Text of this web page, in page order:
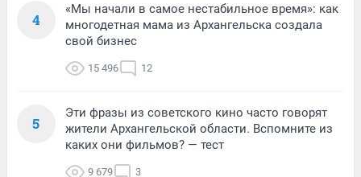
4
«Мы начали в самое нестабильное время»: как
многодетная мама из Архангельска создала
свой бизнес
15 496 12
5
Эти фразы из советского кино часто говорят
жители Архангельской области. Вспомните из
каких они фильмов? — тест
9 679 3